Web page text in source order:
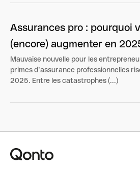
Assurances pro : pourquoi
(encore) augmenter en
Mauvaise nouvelle pour les
primes d’assurance professionnelles
2025. Entre les catastrophes (...)